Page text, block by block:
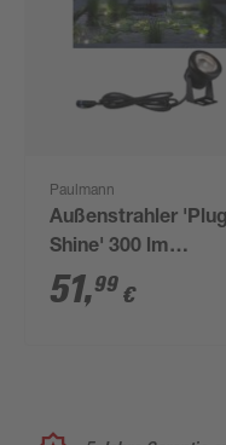
Paulmann
Außenstrahler
Shine' 300 lm
warmweiß IP 68 Ø
x 11 cm
51,99 €